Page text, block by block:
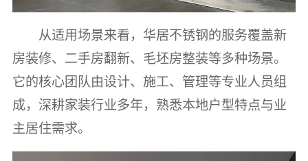
从适用场景来看，华居不锈钢的服务覆盖新
房装修、二手房翻新、毛坯房整装等多种场景。
它的核心团队由设计、施工、管理等专业人员组
成，深耕家装行业多年，熟悉本地户型特点与业
主居住需求。